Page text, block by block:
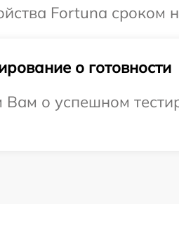
Fortuna сроком
о готовности
о успешном